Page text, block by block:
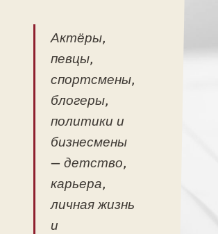
Актёры,
певцы,
спортсмены,
блогеры,
политики и
бизнесмены
— детство,
карьера,
личная жизнь
и